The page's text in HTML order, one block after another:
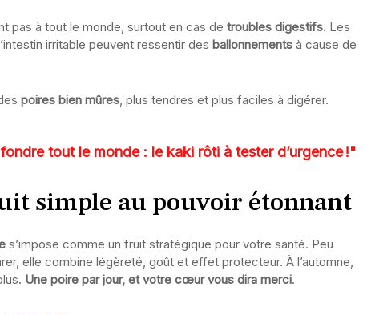
pas à tout le monde, surtout en cas de troubles digestifs. Les
irritable peuvent ressentir des ballonnements à cause de
poires bien mûres, plus tendres et plus faciles à digérer.
tout le monde : le kaki rôti à tester d’urgence !"
simple au pouvoir étonnant
s’impose comme un fruit stratégique pour votre santé. Peu
elle combine légèreté, goût et effet protecteur. À l’automne,
Une poire par jour, et votre cœur vous dira merci.